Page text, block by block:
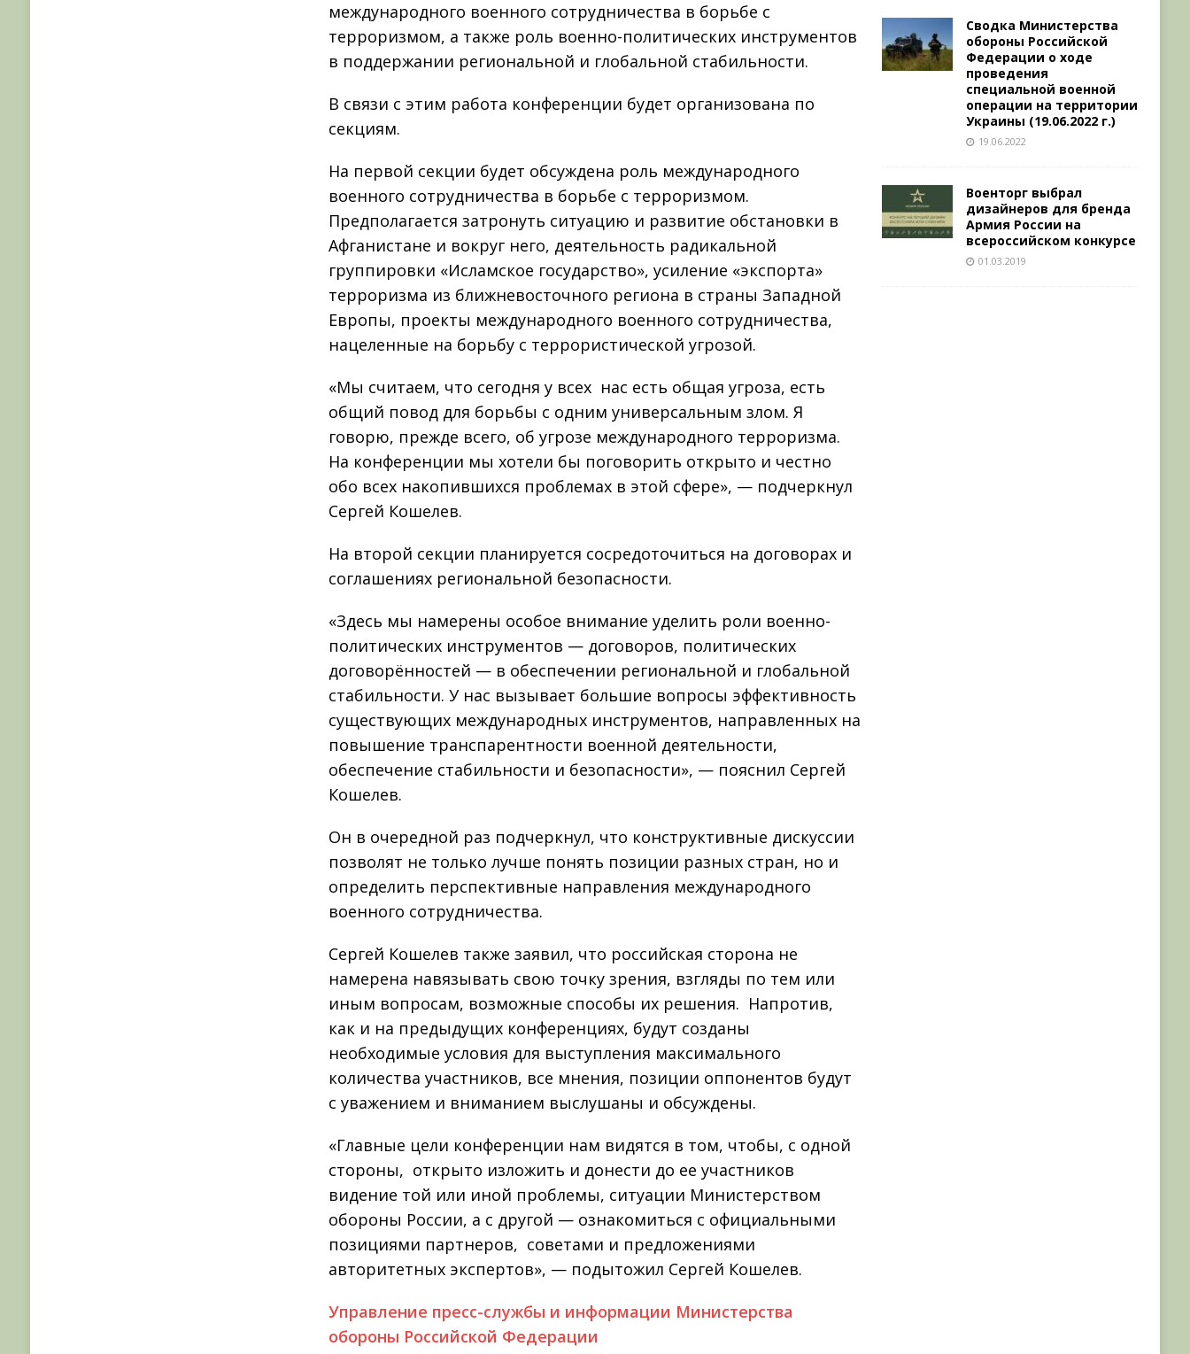
международного военного сотрудничества в борьбе с
терроризмом, а также роль военно-политических инструментов
в поддержании региональной и глобальной стабильности.
В связи с этим работа конференции будет организована по
секциям.
На первой секции будет обсуждена роль международного
военного сотрудничества в борьбе с терроризмом.
Предполагается затронуть ситуацию и развитие обстановки в
Афганистане и вокруг него, деятельность радикальной
группировки «Исламское государство», усиление «экспорта»
терроризма из ближневосточного региона в страны Западной
Европы, проекты международного военного сотрудничества,
нацеленные на борьбу с террористической угрозой.
«Мы считаем, что сегодня у всех нас есть общая угроза, есть
общий повод для борьбы с одним универсальным злом. Я
говорю, прежде всего, об угрозе международного терроризма.
На конференции мы хотели бы поговорить открыто и честно
обо всех накопившихся проблемах в этой сфере», — подчеркнул
Сергей Кошелев.
На второй секции планируется сосредоточиться на договорах и
соглашениях региональной безопасности.
«Здесь мы намерены особое внимание уделить роли военно-
политических инструментов — договоров, политических
договорённостей — в обеспечении региональной и глобальной
стабильности. У нас вызывает большие вопросы эффективность
существующих международных инструментов, направленных на
повышение транспарентности военной деятельности,
обеспечение стабильности и безопасности», — пояснил Сергей
Кошелев.
Он в очередной раз подчеркнул, что конструктивные дискуссии
позволят не только лучше понять позиции разных стран, но и
определить перспективные направления международного
военного сотрудничества.
Сергей Кошелев также заявил, что российская сторона не
намерена навязывать свою точку зрения, взгляды по тем или
иным вопросам, возможные способы их решения. Напротив,
как и на предыдущих конференциях, будут созданы
необходимые условия для выступления максимального
количества участников, все мнения, позиции оппонентов будут
с уважением и вниманием выслушаны и обсуждены.
«Главные цели конференции нам видятся в том, чтобы, с одной
стороны, открыто изложить и донести до ее участников
видение той или иной проблемы, ситуации Министерством
обороны России, а с другой — ознакомиться с официальными
позициями партнеров, советами и предложениями
авторитетных экспертов», — подытожил Сергей Кошелев.
Управление пресс-службы и информации Министерства
обороны Российской Федерации
Сводка Министерства
обороны Российской
Федерации о ходе
проведения
специальной военной
операции на территории
Украины (19.06.2022 г.)
19.06.2022
Военторг выбрал
дизайнеров для бренда
Армия России на
всероссийском конкурсе
01.03.2019